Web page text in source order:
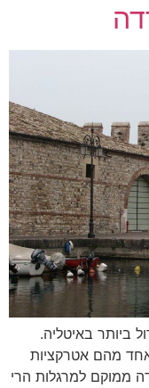
ביותר באיטליה.
אחד מהם אטרקציות
ממוקם למרגלות הרי